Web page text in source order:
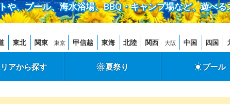
や、プール、海水浴場、BBQ・キャンプ場など、遊べ
東北 関東 東京 甲信越 東海 北陸 関西 大阪 中国 四国
アから探す 夏祭り プール